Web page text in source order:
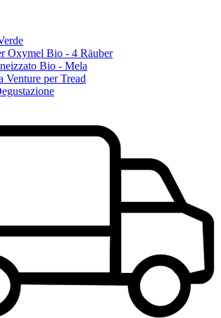
Oxymel Bio - 4 Räuber
Bio - Mela
Venture per Tread